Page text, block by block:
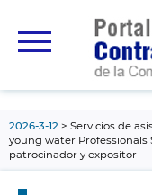
principal
2026-3-12
Servicios de
young water Professionals
patrocinador y expositor